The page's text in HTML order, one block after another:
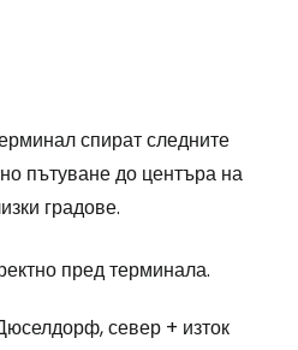
спират следните
пътуване до центъра на
градове.
пред терминала.
север + изток